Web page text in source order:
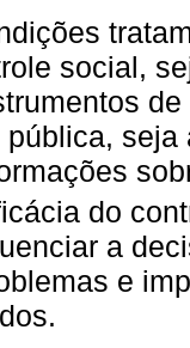
social,
do
a
e